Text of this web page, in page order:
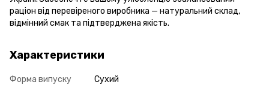
раціон від перевіреного виробника — натуральний склад,
відмінний смак та підтверджена якість.
Характеристики
Форма випуску
Сухий